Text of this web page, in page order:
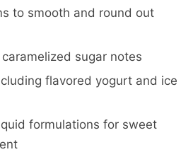
to smooth and round out
sugar notes
flavored yogurt and ice
formulations for sweet